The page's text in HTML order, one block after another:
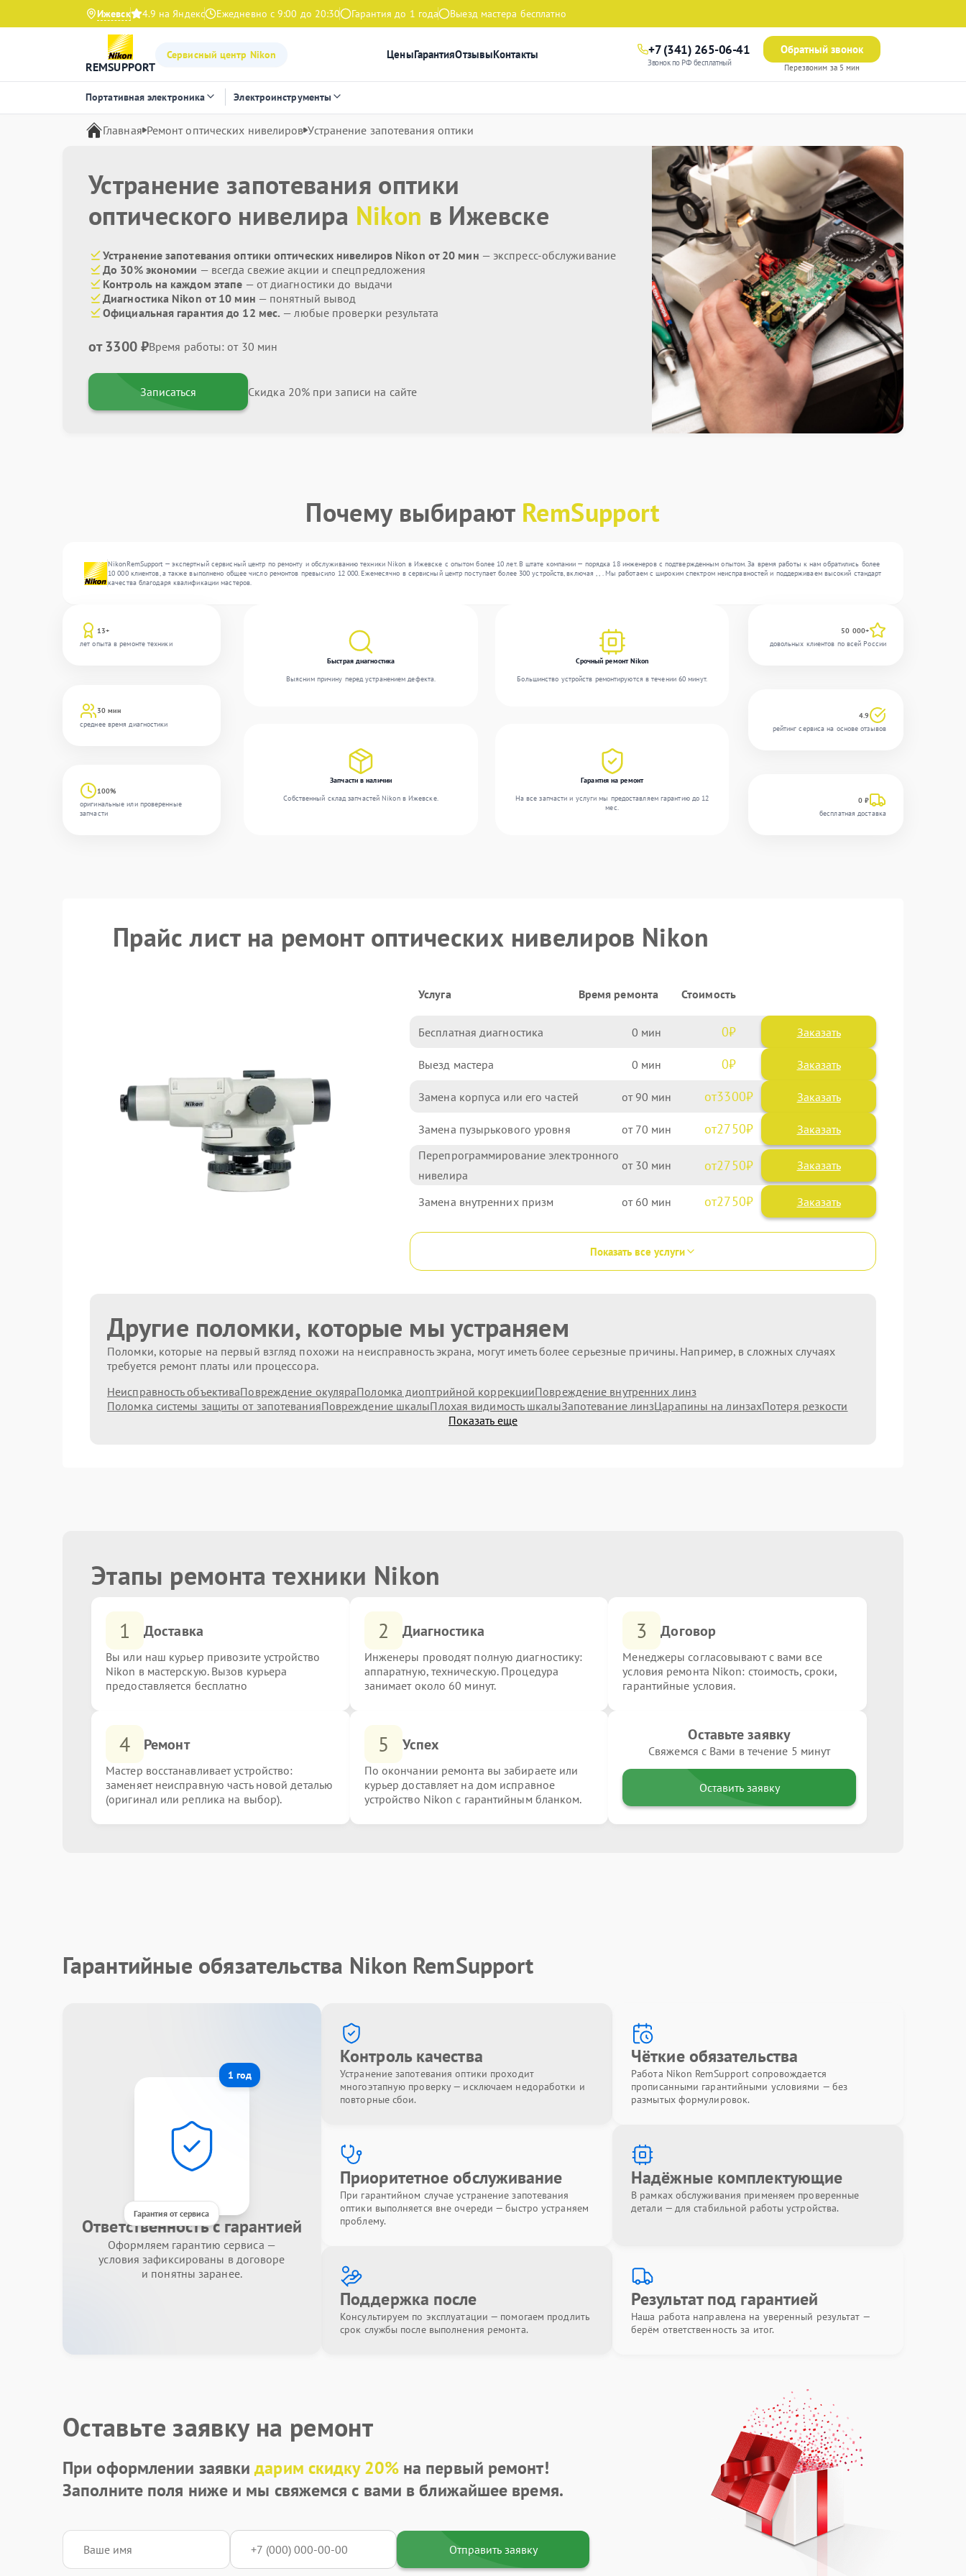
Ижевск 4.9 на Яндекс Ежедневно с 9:00 до 20:30 Гарантия до 1 года Выезд мастера бесплатно
REMSUPPORT
Сервисный центр Nikon ЦеныГарантияОтзывыКонтакты +7 (341) 265-06-41
Звонок по РФ бесплатный
Обратный звонок
Перезвоним за 5 мин
Портативная электроника Электроинструменты
Главная Ремонт оптических нивелиров Устранение запотевания оптики
Устранение запотевания оптики
оптического нивелира Nikon в Ижевске
Устранение запотевания оптики оптических нивелиров Nikon от 20 мин — экспресс-обслуживание
До 30% экономии — всегда свежие акции и спецпредложения
Контроль на каждом этапе — от диагностики до выдачи
Диагностика Nikon от 10 мин — понятный вывод
Официальная гарантия до 12 мес. — любые проверки результата
от 3300 ₽Время работы: от 30 мин
Записаться Скидка 20% при записи на сайте
Почему выбирают RemSupport
NikonRemSupport — экспертный сервисный центр по ремонту и обслуживанию техники Nikon в Ижевске с опытом более 10 лет. В штате компании — порядка 18 инженеров с подтвержденным опытом. За время работы к нам обратились более
10 000 клиентов, а также выполнено общее число ремонтов превысило 12 000. Ежемесячно в сервисный центр поступает более 300 устройств, включая , , . Мы работаем с широким спектром неисправностей и поддерживаем высокий стандарт
качества благодаря квалификации мастеров.
13+
лет опыта в ремонте техники
30 мин
среднее время диагностики
100%
оригинальные или проверенные
запчасти
Быстрая диагностика
Выясним причину перед устранением дефекта.
Срочный ремонт Nikon
Большинство устройств ремонтируются в течении 60 минут.
Запчасти в наличии
Собственный склад запчастей Nikon в Ижевске.
Гарантия на ремонт
На все запчасти и услуги мы предоставляем гарантию до 12
мес.
50 000+
довольных клиентов по всей России
4.9
рейтинг сервиса на основе отзывов
0 ₽
бесплатная доставка
Прайс лист на ремонт оптических нивелиров Nikon
Услуга Время ремонта Стоимость
Бесплатная диагностика 0 0 Заказать
Выезд мастера 0 0 Заказать
Замена корпуса или его частей 90 3300
Замена пузырькового уровня 70 2750
Перепрограммирование электронного
нивелира
30 2750
Замена внутренних призм 60 2750
Показать все услуги
Другие поломки, которые мы устраняем
Поломки, которые на первый взгляд похожи на неисправность экрана, могут иметь более серьезные причины. Например, в сложных случаях
требуется ремонт платы или процессора.
Неисправность объективаПовреждение окуляраПоломка диоптрийной коррекцииПовреждение внутренних линз
Поломка системы защиты от запотеванияПовреждение шкалыПлохая видимость шкалыЗапотевание линзЦарапины на линзахПотеря резкости
Показать еще
Этапы ремонта техники Nikon
1 Доставка
Вы или наш курьер привозите устройство
Nikon в мастерскую. Вызов курьера
предоставляется бесплатно
2 Диагностика
Инженеры проводят полную диагностику:
аппаратную, техническую. Процедура
занимает около 60 минут.
3 Договор
Менеджеры согласовывают с вами все
условия ремонта Nikon: стоимость, сроки,
гарантийные условия.
4 Ремонт
Мастер восстанавливает устройство:
заменяет неисправную часть новой деталью
(оригинал или реплика на выбор).
5 Успех
По окончании ремонта вы забираете или
курьер доставляет на дом исправное
устройство Nikon с гарантийным бланком.
Оставьте заявку
Свяжемся с Вами в течение 5 минут
Оставить заявку
Гарантийные обязательства Nikon RemSupport
1 год
Гарантия от сервиса
Ответственность с гарантией
Оформляем гарантию сервиса —
условия зафиксированы в договоре
и понятны заранее.
Контроль качества
Устранение запотевания оптики проходит
многоэтапную проверку — исключаем недоработки и
повторные сбои.
Чёткие обязательства
Работа Nikon RemSupport сопровождается
прописанными гарантийными условиями — без
размытых формулировок.
Приоритетное обслуживание
При гарантийном случае устранение запотевания
оптики выполняется вне очереди — быстро устраняем
проблему.
Надёжные комплектующие
В рамках обслуживания применяем проверенные
детали — для стабильной работы устройства.
Поддержка после
Консультируем по эксплуатации — помогаем продлить
срок службы после выполнения ремонта.
Результат под гарантией
Наша работа направлена на уверенный результат —
берём ответственность за итог.
Оставьте заявку на ремонт
При оформлении заявкидарим скидку 20%на первый ремонт!
Заполните поля ниже и мы свяжемся с вами в ближайшее время.
Отправить заявку